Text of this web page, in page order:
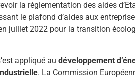
la règlementation des aides
le plafond d’aides aux
juillet 2022 pour la transition
appliqué au développement
. La Commission